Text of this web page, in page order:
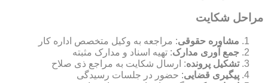
مراحل شکایت
مشاوره حقوقی: مراجعه به وکیل متخصص اداره کار
جمع آوری مدارک: تهیه اسناد و مدارک مثبته
تشکیل پرونده: ارسال شکایت به مراجع ذی صلاح
پیگیری قضایی: حضور در جلسات رسیدگی